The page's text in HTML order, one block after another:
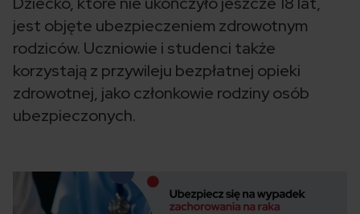
jest objęte ubezpieczeniem zdrowotnym
rodziców. Uczniowie i studenci także
korzystają z przywileju bezpłatnej opieki
zdrowotnej, jako członkowie rodziny osób
ubezpieczonych.